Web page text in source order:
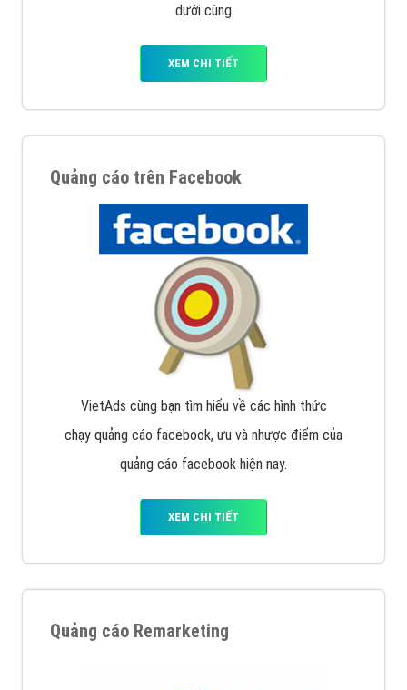
dưới cùng
XEM CHI TIẾT
Quảng cáo trên Facebook
VietAds cùng bạn tìm hiểu về các hình thức
chạy quảng cáo facebook, ưu và nhược điểm của
quảng cáo facebook hiện nay.
XEM CHI TIẾT
Quảng cáo Remarketing